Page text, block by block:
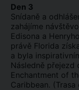
Den 3
Snídaně a
zahájíme
Edisona a
právě Florida
a byla
Následně přejezd
Enchantment of
Caribbean. (Trasa